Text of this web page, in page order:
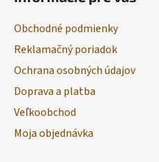
Obchodné podmienky
Reklamačný poriadok
Ochrana osobných údajov
Doprava a platba
Veľkoobchod
Moja objednávka